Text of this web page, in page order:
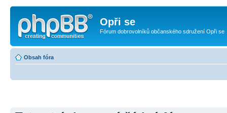
Opři se
Fórum dobrovolníků občanského sdružení Opři se
Obsah fóra